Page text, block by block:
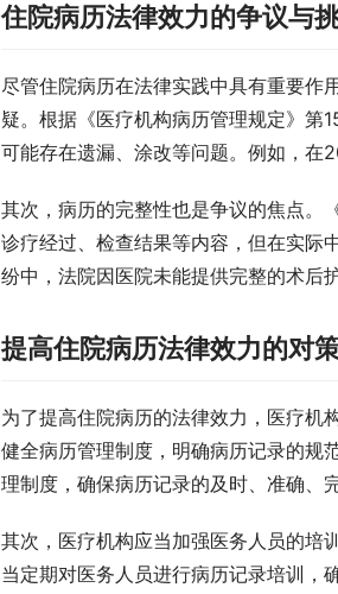
住院病历法律效力的争议与
尽管住院病历在法律实践中具有重要作
疑。根据《医疗机构病历管理规定》第
可能存在遗漏、涂改等问题。例如，在
其次，病历的完整性也是争议的焦点。
诊疗经过、检查结果等内容，但在实际
纷中，法院因医院未能提供完整的术后
提高住院病历法律效力的对
为了提高住院病历的法律效力，医疗机
健全病历管理制度，明确病历记录的规
理制度，确保病历记录的及时、准确、完
其次，医疗机构应当加强医务人员的培
当定期对医务人员进行病历记录培训，